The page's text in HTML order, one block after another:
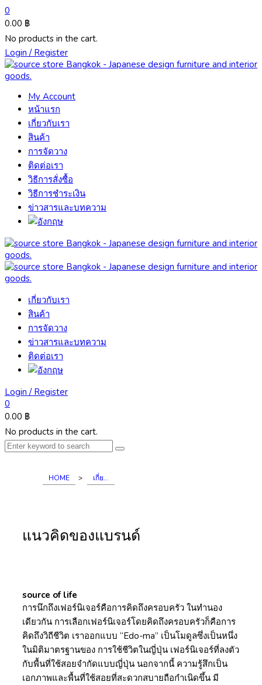
0
0.00 ฿
No products in the cart.
Login / Register
My Account
หน้าแรก
เกี่ยวกับเรา
สินค้า
การจัดวาง
ติดต่อเรา
วิธีการสั่งซื้อ
วิธีการชำระเงิน
ข่าวสารและบทความ
เกี่ยวกับเรา
สินค้า
การจัดวาง
ข่าวสารและบทความ
ติดต่อเรา
Login / Register
0
0.00 ฿
No products in the cart.
HOME > เกี่ย...
แนวคิดของแบรนด์
source of life
การนึกถึงเฟอร์นิเจอร์คือการคิดถึงครอบครัว ในทำนอง
เดียวกัน การเลือกเฟอร์นิเจอร์โดยคิดถึงครอบครัวก็คือการ
คิดถึงวิถีชีวิต เราออกแบบ “Edo-ma” เป็นโมดูลซึ่งเป็นหนึ่ง
ในมิติมาตรฐานของ การใช้ชีวิตในญี่ปุ่น เฟอร์นิเจอร์ที่ลงตัว
กับพื้นที่ใช้สอยจำกัดแบบญี่ปุ่น นอกจากนี้ ความรู้สึกเป็น
เอกภาพและพื้นที่ใช้สอยที่สะดวกสบายถือกำเนิดขึ้น มี